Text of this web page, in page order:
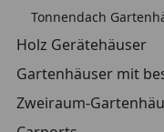
Tonnendach
Holz Gerätehäuser
Gartenhäuser mit
Zweiraum-